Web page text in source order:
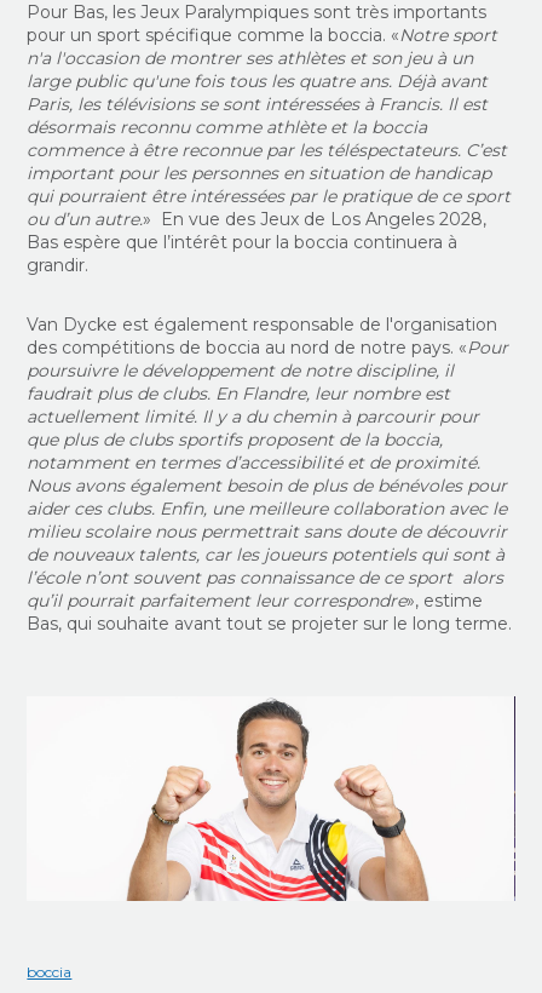
Pour Bas, les Jeux Paralympiques sont très importants
pour un sport spécifique comme la boccia. «Notre sport
n'a l'occasion de montrer ses athlètes et son jeu à un
large public qu'une fois tous les quatre ans. Déjà avant
Paris, les télévisions se sont intéressées à Francis. Il est
désormais reconnu comme athlète et la boccia
commence à être reconnue par les téléspectateurs. C’est
important pour les personnes en situation de handicap
qui pourraient être intéressées par le pratique de ce sport
ou d’un autre.» En vue des Jeux de Los Angeles 2028,
Bas espère que l’intérêt pour la boccia continuera à
grandir.
Van Dycke est également responsable de l'organisation
des compétitions de boccia au nord de notre pays. «Pour
poursuivre le développement de notre discipline, il
faudrait plus de clubs. En Flandre, leur nombre est
actuellement limité. Il y a du chemin à parcourir pour
que plus de clubs sportifs proposent de la boccia,
notamment en termes d’accessibilité et de proximité.
Nous avons également besoin de plus de bénévoles pour
aider ces clubs. Enfin, une meilleure collaboration avec le
milieu scolaire nous permettrait sans doute de découvrir
de nouveaux talents, car les joueurs potentiels qui sont à
l’école n’ont souvent pas connaissance de ce sport alors
qu’il pourrait parfaitement leur correspondre», estime
Bas, qui souhaite avant tout se projeter sur le long terme.
boccia